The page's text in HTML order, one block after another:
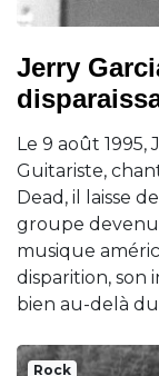
Jerry
Le 9 août 1995,
Guitariste,
Dead, il laisse
groupe
musique
disparition, son
bien au-delà
Rock